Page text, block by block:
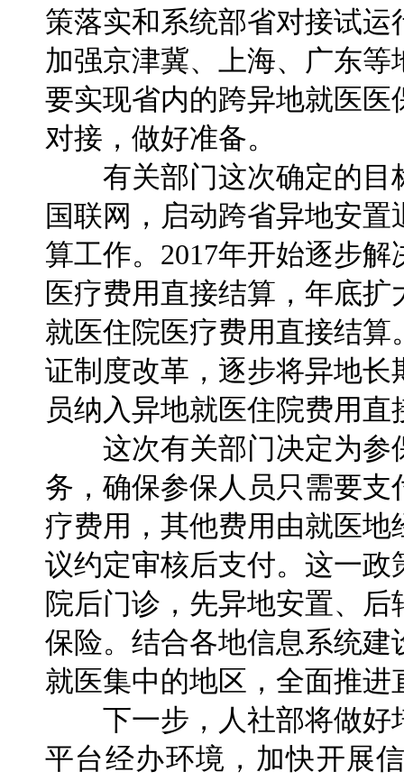
策落实和系统部省对接试
加强京津冀、上海、广东
要实现省内的跨异地就医
对接，做好准备。
有关部门这次确定的目
国联网，启动跨省异地安
算工作。2017年开始逐步
医疗费用直接结算，年底
就医住院医疗费用直接结
证制度改革，逐步将异地
员纳入异地就医住院费用
这次有关部门决定为参
务，确保参保人员只需要
疗费用，其他费用由就医
议约定审核后支付。这一
院后门诊，先异地安置、
保险。结合各地信息系统
就医集中的地区，全面推进
下一步，人社部将做好
平台经办环境，加快开展